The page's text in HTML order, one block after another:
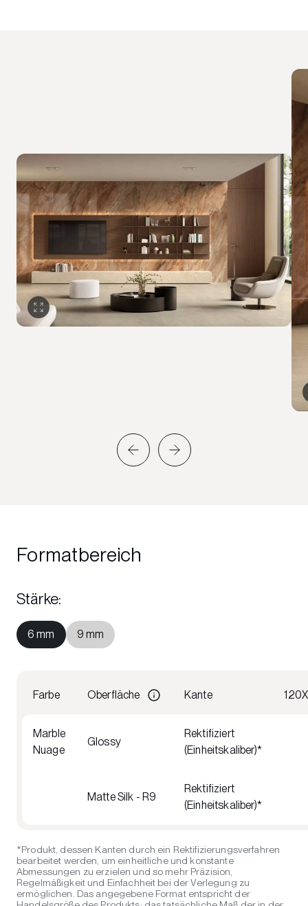
Formatbereich
Stärke:
6 mm 9 mm
Farbe Oberfläche Kante
Marble
Nuage
Glossy
Rektifiziert
(Einheitskaliber)*
Matte Silk - R9
Rektifiziert
(Einheitskaliber)*
*Produkt, dessen Kanten durch ein Rektifizierungsverfahren
bearbeitet werden, um einheitliche und konstante
Abmessungen zu erzielen und so mehr Präzision,
Regelmäßigkeit und Einfachheit bei der Verlegung zu
ermöglichen. Das angegebene Format entspricht der